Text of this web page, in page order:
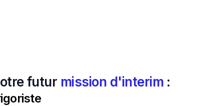
futur mission d'interim :